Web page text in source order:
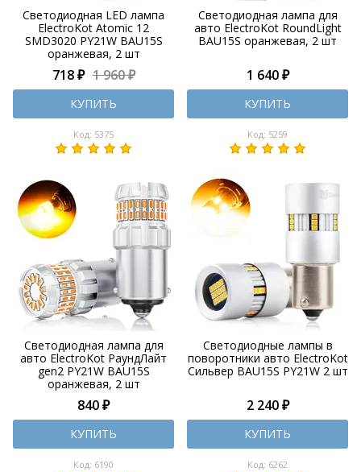
Светодиодная LED лампа
ElectroKot Atomic 12
SMD3020 PY21W BAU15S
оранжевая, 2 шт
718 ₽ 1 960 ₽
КУПИТЬ
Код: 5375
Светодиодная лампа для
авто ElectroKot RoundLight
BAU15S оранжевая, 2 шт
1 640 ₽
КУПИТЬ
Код: 5259
Светодиодная лампа для
авто ElectroKot РаундЛайт
gen2 PY21W BAU15S
оранжевая, 2 шт
840 ₽
КУПИТЬ
Код: 6190
Светодиодные лампы в
поворотники авто ElectroKot
Сильвер BAU15S PY21W 2 шт
2 240 ₽
КУПИТЬ
Код: 6262